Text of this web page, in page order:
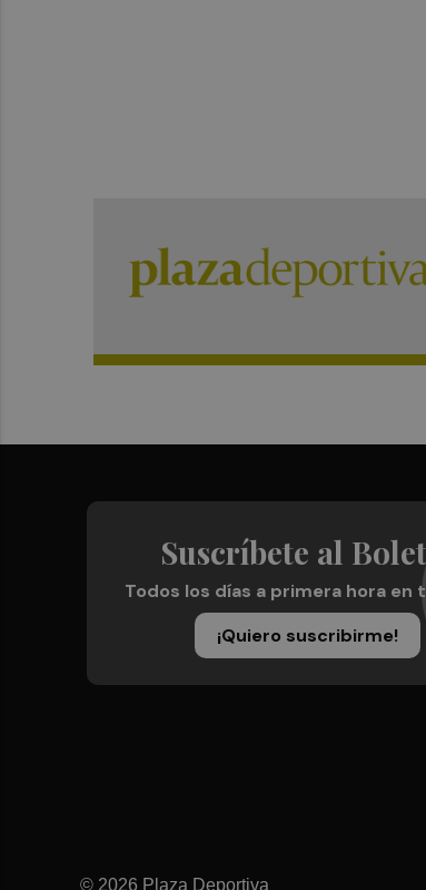
Suscríbete al
Todos los días a primera hora en
¡Quiero suscribirme!
© 2026 Plaza Deportiva